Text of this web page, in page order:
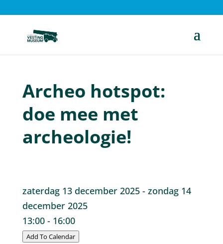
Archeo hotspot:
doe mee met
archeologie!
zaterdag 13 december 2025 - zondag 14
december 2025
13:00 - 16:00
Add To Calendar